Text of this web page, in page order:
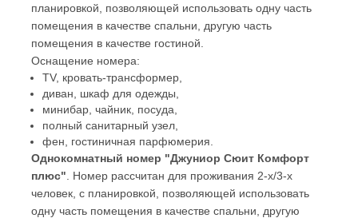
планировкой, позволяющей использовать одну часть
помещения в качестве спальни, другую часть
помещения в качестве гостиной.
Оснащение номера:
TV, кровать-трансформер,
диван, шкаф для одежды,
минибар, чайник, посуда,
полный санитарный узел,
фен, гостиничная парфюмерия.
Однокомнатный номер "Джуниор Сюит Комфорт
плюс" . Номер рассчитан для проживания 2-х/3-х
человек, с планировкой, позволяющей использовать
одну часть помещения в качестве спальни, другую